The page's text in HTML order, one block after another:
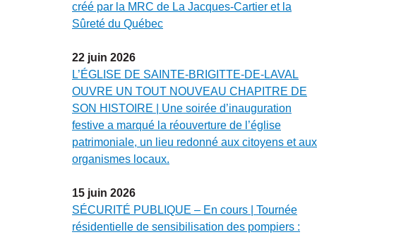
créé par la MRC de La Jacques-Cartier et la
Sûreté du Québec
22 juin 2026
L’ÉGLISE DE SAINTE-BRIGITTE-DE-LAVAL
OUVRE UN TOUT NOUVEAU CHAPITRE DE
SON HISTOIRE | Une soirée d’inauguration
festive a marqué la réouverture de l’église
patrimoniale, un lieu redonné aux citoyens et aux
organismes locaux.
15 juin 2026
SÉCURITÉ PUBLIQUE – En cours | Tournée
résidentielle de sensibilisation des pompiers :